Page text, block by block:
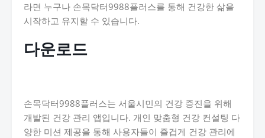
라면 누구나 손목닥터9988플러스를 통해 건강한 삶을
시작하고 유지할 수 있습니다.
다운로드
손목닥터9988플러스는 서울시민의 건강 증진을 위해
개발된 건강 관리 앱입니다. 개인 맞춤형 건강 컨설팅 다
양한 미션 제공을 통해 사용자들이 즐겁게 건강 관리에